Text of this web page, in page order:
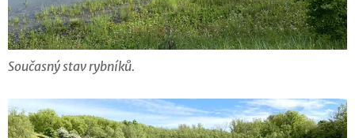
Současný stav rybníků.